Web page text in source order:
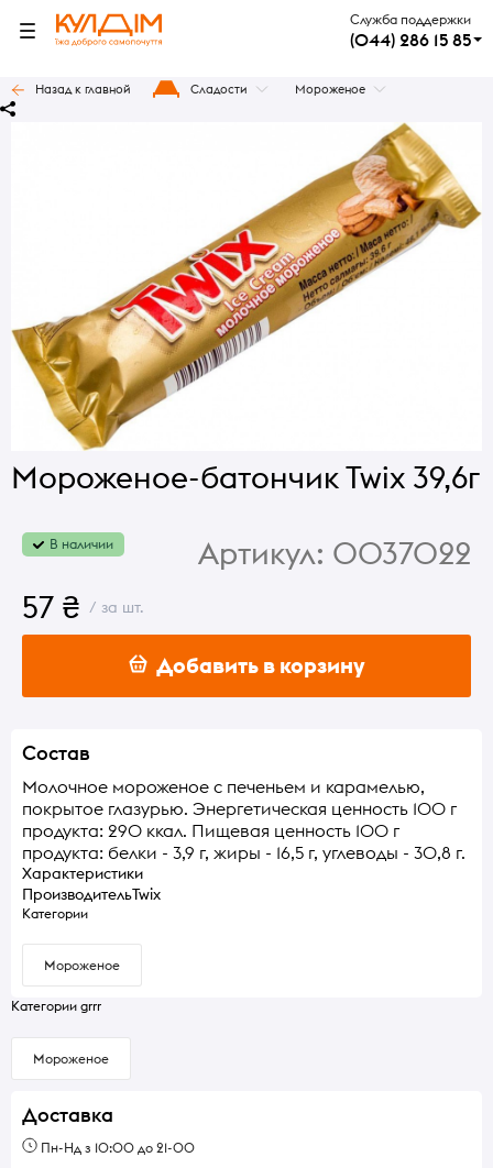
Служба поддержки
(044) 286 15 85
Назад к главной Сладости Мороженое
Мороженое-батончик Twix 39,6г
В наличии Артикул: 0037022
57 ₴ / за шт.
Добавить в корзину
Состав
Молочное мороженое с печеньем и карамелью,
покрытое глазурью. Энергетическая ценность 100 г
продукта: 290 ккал. Пищевая ценность 100 г
продукта: белки - 3,9 г, жиры - 16,5 г, углеводы - 30,8 г.
Характеристики
ПроизводительTwix
Категории
Мороженое
Категории grrr
Мороженое
Доставка
Пн-Нд з 10:00 до 21-00